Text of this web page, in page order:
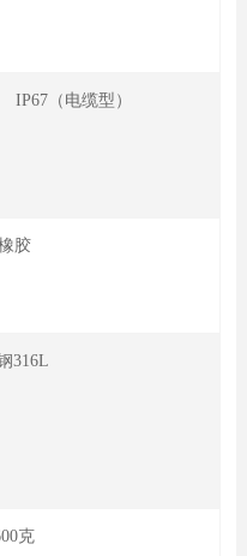
（电缆型）
胶
316L
克